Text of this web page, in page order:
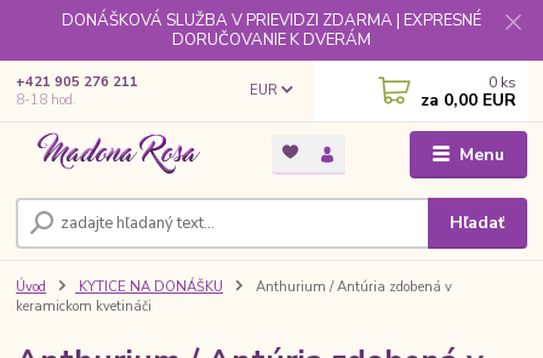
DONÁŠKOVÁ SLUŽBA V PRIEVIDZI ZDARMA | EXPRESNÉ
DORUČOVANIE K DVERÁM
Menu
EUR
Hľadať
+421 905 276 211
8-18 hod.
0 ks
za 0,00 EUR
Úvod KYTICE NA DONÁŠKU
Anthurium / Antúria zdobená v
keramickom kvetináči